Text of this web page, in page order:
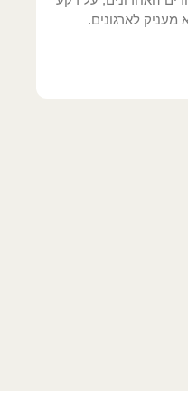
לארגונים.